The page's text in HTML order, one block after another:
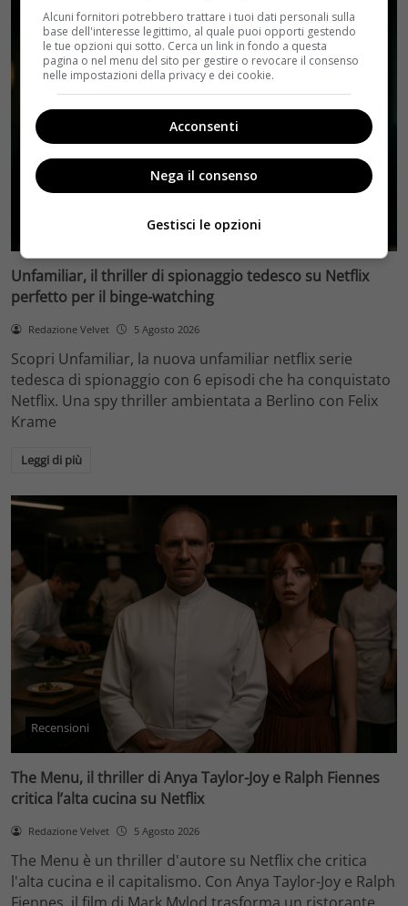
Unfamiliar, il thriller di spionaggio tedesco su Netflix
perfetto per il binge-watching
Redazione Velvet 5 Agosto 2026
Scopri Unfamiliar, la nuova unfamiliar netflix serie
tedesca di spionaggio con 6 episodi che ha conquistato
Netflix. Una spy thriller ambientata a Berlino con Felix
Krame
Leggi di più
Recensioni
The Menu, il thriller di Anya Taylor-Joy e Ralph Fiennes
critica l’alta cucina su Netflix
Redazione Velvet 5 Agosto 2026
The Menu è un thriller d'autore su Netflix che critica
l'alta cucina e il capitalismo. Con Anya Taylor-Joy e Ralph
Alcuni fornitori potrebbero trattare i tuoi dati personali sulla
base dell'interesse legittimo, al quale puoi opporti gestendo
le tue opzioni qui sotto. Cerca un link in fondo a questa
pagina o nel menu del sito per gestire o revocare il consenso
nelle impostazioni della privacy e dei cookie.
Acconsenti
Nega il consenso
Gestisci le opzioni